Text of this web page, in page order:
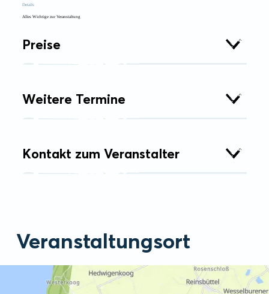
Details
Alles Wichtige zur Veranstaltung
Preise
Weitere Termine
Kontakt zum Veranstalter
Veranstaltungsort